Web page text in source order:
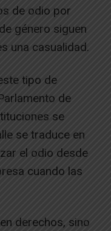
de odio por
género siguen
una casualidad.
tipo de
de
se
se traduce en
el odio desde
cuando las
derechos, sino